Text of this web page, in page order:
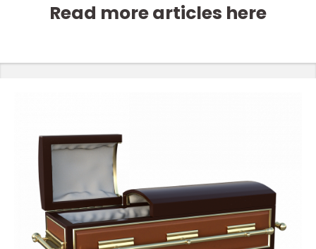
Read more articles here